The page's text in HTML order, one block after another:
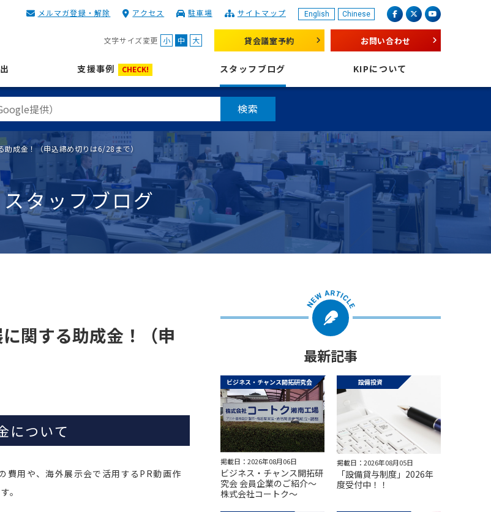
KIP | 公益財団法人 神奈川産業振興センター English Chinese facebookX（旧 twitter）
youtube
メルマガ登録・解除 アクセス 駐車場 サイトマップ
文字サイズ変更 小 中 大 貸会議室予約 お問い合わせ
支援事例 CHECK! スタッフブログ KIPについて
検索
助成金！（申込締め切りは6/28まで）
スタッフブログ
関する助成金！（申
について
費用や、海外展示会で活用するPR動画作
。
最新記事
ビジネス・チャンス開拓研究会
掲載日：2026年08月06日
ビジネス・チャンス開拓研
究会 会員企業のご紹介～
株式会社コートク～
設備投資
掲載日：2026年08月05日
「設備貸与制度」2026年
度受付中！！